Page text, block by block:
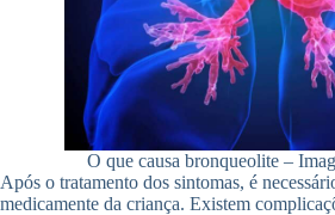
O que causa bronqueolite –
Após o tratamento dos sintomas, é
medicamente da criança. Existem